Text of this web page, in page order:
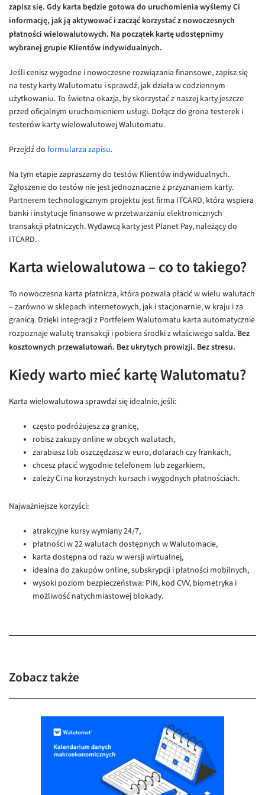
Inne pary walutowe
AUD/PLN
BGN/PLN
CAD/PLN
CNY/PLN
HKD/PLN
HUF/PLN
ILS/PLN
NZD/PLN
RON/PLN
SGD/PLN
TRY/PLN
ZAR/PLN
EUR/GBP
EUR/CHF
EUR/CZK
EUR/NOK
EUR/SEK
EUR/BGN
EUR/CAD
EUR/CNY
EUR/ILS
EUR/JPY
EUR/NZD
EUR/RON
EUR/TRY
GBP/USD
Aplikacja mobilna
Bezpieczeństwo
Pomoc
Pomoc
FAQ
Konto i opłaty
Wymiana walut
Banki i przelewy
Słowniczek
Poradnik
KONTAKT
Kontakt
Dla mediów
PL
zapisz się. Gdy karta będzie gotowa do uruchomienia wyślemy Ci
informację, jak ją aktywować i zacząć korzystać z nowoczesnych
płatności wielowalutowych. Na początek kartę udostępnimy
wybranej grupie Klientów indywidualnych.
Jeśli cenisz wygodne i nowoczesne rozwiązania finansowe, zapisz się
na testy karty Walutomatu i sprawdź, jak działa w codziennym
użytkowaniu. To świetna okazja, by skorzystać z naszej karty jeszcze
przed oficjalnym uruchomieniem usługi. Dołącz do grona testerek i
testerów karty wielowalutowej Walutomatu.
Przejdź do formularza zapisu.
Na tym etapie zapraszamy do testów Klientów indywidualnych.
Zgłoszenie do testów nie jest jednoznaczne z przyznaniem karty.
Partnerem technologicznym projektu jest firma ITCARD, która wspiera
banki i instytucje finansowe w przetwarzaniu elektronicznych
transakcji płatniczych. Wydawcą karty jest Planet Pay, należący do
ITCARD.
Karta wielowalutowa – co to takiego?
To nowoczesna karta płatnicza, która pozwala płacić w wielu walutach
– zarówno w sklepach internetowych, jak i stacjonarnie, w kraju i za
granicą. Dzięki integracji z Portfelem Walutomatu karta automatycznie
rozpoznaje walutę transakcji i pobiera środki z właściwego salda. Bez
kosztownych przewalutowań. Bez ukrytych prowizji. Bez stresu.
Kiedy warto mieć kartę Walutomatu?
Karta wielowalutowa sprawdzi się idealnie, jeśli:
często podróżujesz za granicę,
robisz zakupy online w obcych walutach,
zarabiasz lub oszczędzasz w euro, dolarach czy frankach,
chcesz płacić wygodnie telefonem lub zegarkiem,
zależy Ci na korzystnych kursach i wygodnych płatnościach.
Najważniejsze korzyści:
atrakcyjne kursy wymiany 24/7,
płatności w 22 walutach dostępnych w Walutomacie,
karta dostępna od razu w wersji wirtualnej,
idealna do zakupów online, subskrypcji i płatności mobilnych,
wysoki poziom bezpieczeństwa: PIN, kod CVV, biometryka i
możliwość natychmiastowej blokady.
Zobacz także